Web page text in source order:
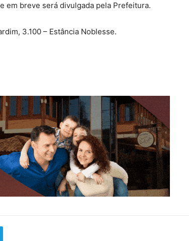
em breve será divulgada pela Prefeitura.
3.100 – Estância Noblesse.